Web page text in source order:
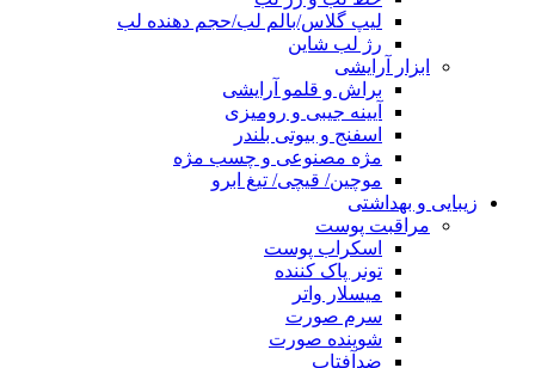
لیپ گلاس/بالم لب/حجم دهنده لب
رژ لب شاین
ابزار آرایشی
براش و قلمو آرایشی
آیینه جیبی و رومیزی
اسفنج و بیوتی بلندر
مژه مصنوعی و چسب مژه
موچین/ قیچی/ تیغ ابرو
زیبایی و بهداشتی
مراقبت پوست
اسکراب پوست
تونر پاک کننده
میسلار واتر
سرم صورت
شوینده صورت
ضدآفتاب